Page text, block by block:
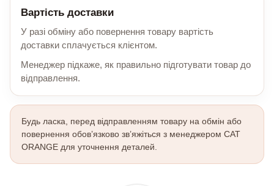
Вартість доставки
У разі обміну або повернення товару вартість
доставки сплачується клієнтом.
Менеджер підкаже, як правильно підготувати товар до
відправлення.
Будь ласка, перед відправленням товару на обмін або
повернення обов’язково зв’яжіться з менеджером CAT
ORANGE для уточнення деталей.